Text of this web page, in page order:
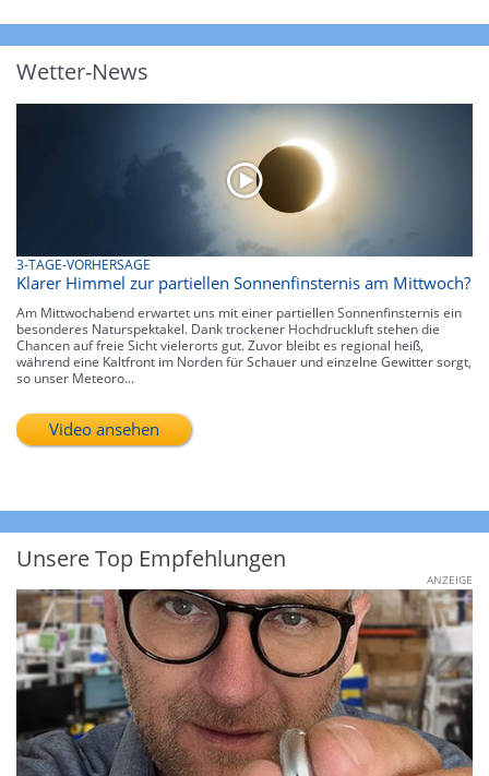
Wetter-News
3-TAGE-VORHERSAGE
Klarer Himmel zur partiellen Sonnenfinsternis am Mittwoch?
Am Mittwochabend erwartet uns mit einer partiellen Sonnenfinsternis ein
besonderes Naturspektakel. Dank trockener Hochdruckluft stehen die
Chancen auf freie Sicht vielerorts gut. Zuvor bleibt es regional heiß,
während eine Kaltfront im Norden für Schauer und einzelne Gewitter sorgt,
so unser Meteoro...
Video ansehen
Unsere Top Empfehlungen
ANZEIGE